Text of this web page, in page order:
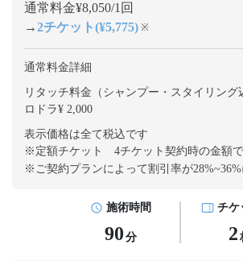
通常料金¥8,050/1回
→2チケット(¥5,775) ※
通常料金詳細
リタッチ料金（シャンプー・スタイリング
ロドラ¥ 2,000
表示価格は全て税込です
※定額チケット 4チケット契約時の金額
※ご契約プランによって割引率が28%~36
施術時間
90 分
チケ
2